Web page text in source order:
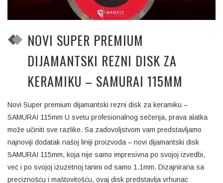
NOVI SUPER PREMIUM
DIJAMANTSKI REZNI DISK ZA
KERAMIKU – SAMURAI 115MM
Novi Super premium dijamantski rezni disk za keramiku –
SAMURAI 115mm U svetu profesionalnog sečenja, prava alatka
može učiniti sve razlike. Sa zadovoljstvom vam predstavljamo
najnoviji dodatak našoj liniji proizvoda – novi dijamantski disk
SAMURAI 115mm, koja nije samo impresivna po svojoj izvedbi,
već i po svojoj izuzetnoj tanini od samo 1.1mm. Dizajnirana sa
preciznošću i maštovitošću, ovaj disk predstavlja vrhunac